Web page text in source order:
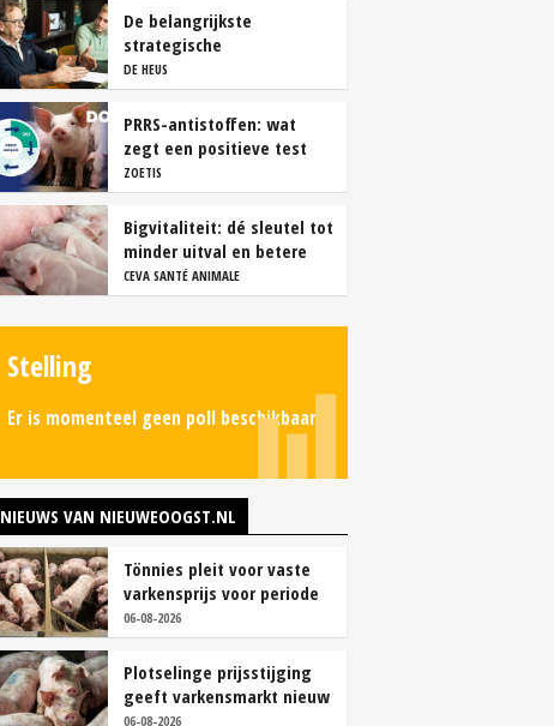
De belangrijkste
strategische
overwegingen van
vleesvarkenshouders
DE HEUS
PRRS-antistoffen: wat
zegt een positieve test
echt?
ZOETIS
Bigvitaliteit: dé sleutel tot
minder uitval en betere
groei
CEVA SANTÉ ANIMALE
Stelling
Er is momenteel geen poll beschikbaar.
NIEUWS VAN NIEUWEOOGST.NL
Tönnies pleit voor vaste
varkensprijs voor periode
van zes maanden
06-08-2026
Plotselinge prijsstijging
geeft varkensmarkt nieuw
perspectief
06-08-2026